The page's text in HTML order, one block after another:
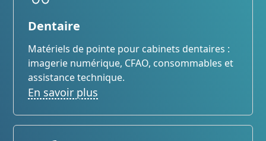
Dentaire
Matériels de pointe pour cabinets dentaires :
imagerie numérique, CFAO, consommables et
assistance technique.
En savoir plus